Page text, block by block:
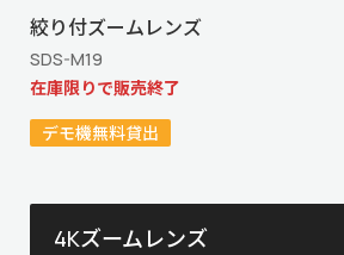
絞り付ズームレンズ
SDS-M19
在庫限りで販売終了
デモ機無料貸出
4Kズームレンズ